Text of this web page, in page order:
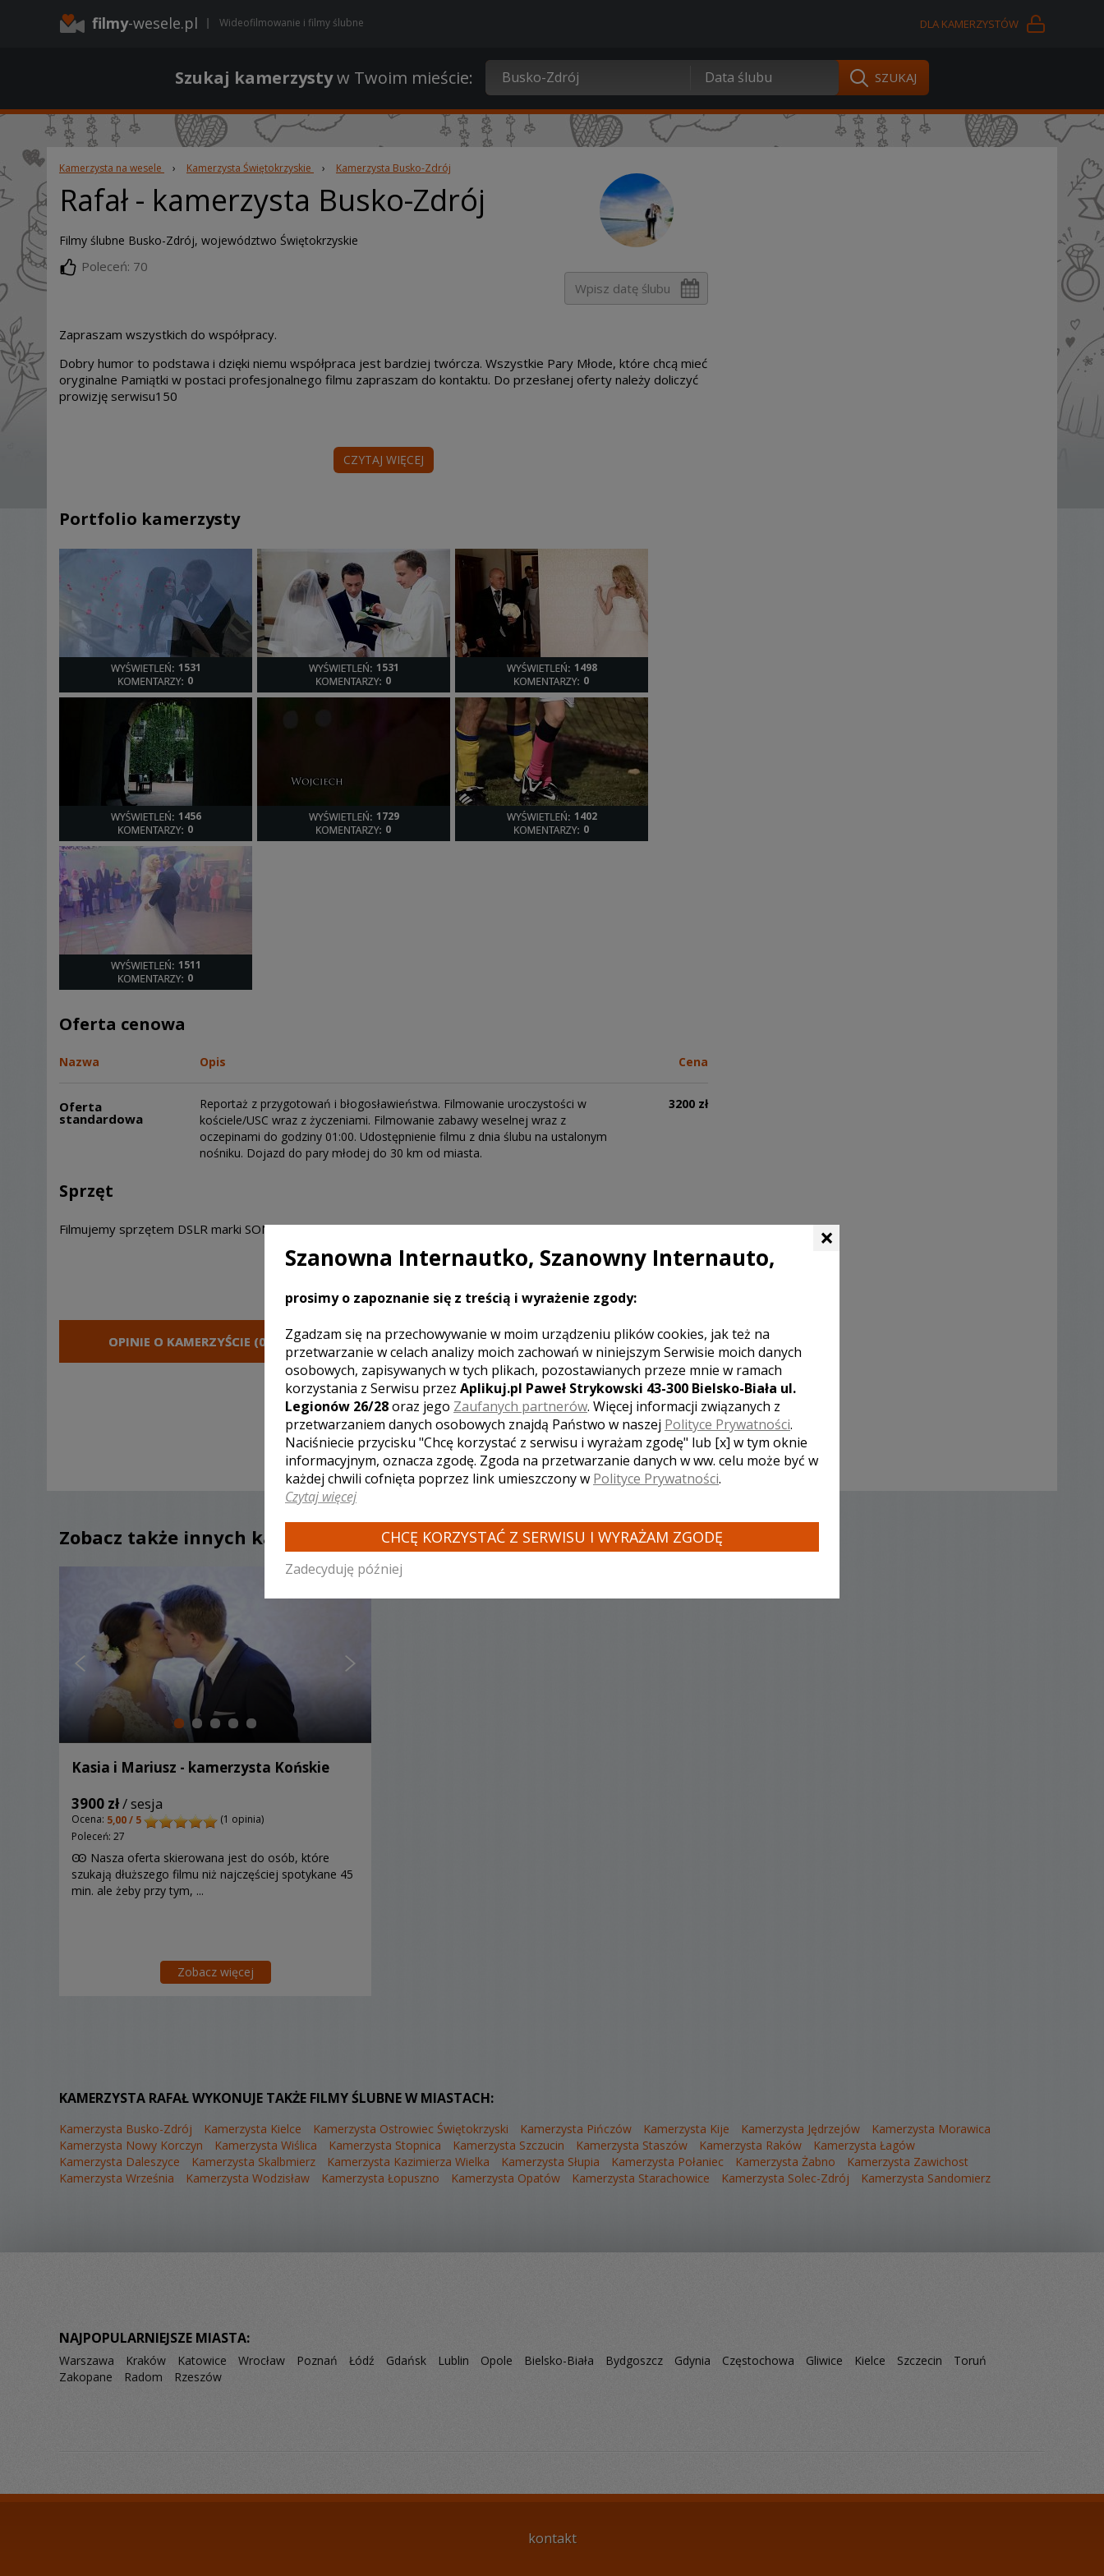
filmy-wesele.pl Wideofilmowanie i filmy ślubne DLA KAMERZYSTÓW
Szukaj kamerzystyw Twoim mieście:
Kamerzysta na wesele › Kamerzysta Świętokrzyskie › Kamerzysta Busko-Zdrój
Rafał - kamerzysta Busko-Zdrój
Filmy ślubne Busko-Zdrój, województwo Świętokrzyskie
Poleceń: 70
Zapraszam wszystkich do współpracy.
Dobry humor to podstawa i dzięki niemu współpraca jest bardziej twórcza. Wszystkie Pary Młode, które chcą mieć
oryginalne Pamiątki w postaci profesjonalnego filmu zapraszam do kontaktu. Do przesłanej oferty należy doliczyć
prowizję serwisu150
CZYTAJ WIĘCEJ
Portfolio kamerzysty
1531
0
1531
0
1498
0
1456
0
1729
0
1402
0
1511
0
Oferta cenowa
Nazwa Opis Cena
Oferta
standardowa
Reportaż z przygotowań i błogosławieństwa. Filmowanie uroczystości w
kościele/USC wraz z życzeniami. Filmowanie zabawy weselnej wraz z
oczepinami do godziny 01:00. Udostępnienie filmu z dnia ślubu na ustalonym
nośniku. Dojazd do pary młodej do 30 km od miasta.
3200 zł
Sprzęt
Filmujemy sprzętem DSLR marki SONY
OPINIE O KAMERZYŚCIE (0)
[ brak komentarzy ]
Zobacz także innych kamerzystów
Kasia i Mariusz - kamerzysta Końskie
3900 zł/ sesja
Ocena: 5,00 / 5
(1 opinia)
Poleceń: 27
Ꙭ Nasza oferta skierowana jest do osób, które
szukają dłuższego filmu niż najczęściej spotykane 45
min. ale żeby przy tym, ...
Zobacz więcej
KAMERZYSTA RAFAŁ WYKONUJE TAKŻE FILMY ŚLUBNE W MIASTACH:
Kamerzysta Busko-Zdrój Kamerzysta Kielce Kamerzysta Ostrowiec Świętokrzyski Kamerzysta Pińczów Kamerzysta Kije Kamerzysta Jędrzejów
Kamerzysta Morawica
Kamerzysta Nowy Korczyn
Kamerzysta Wiślica Kamerzysta Stopnica Kamerzysta Szczucin Kamerzysta Staszów Kamerzysta Raków
Kamerzysta Łagów
Kamerzysta Daleszyce
Kamerzysta Skalbmierz Kamerzysta Kazimierza Wielka Kamerzysta Słupia Kamerzysta Połaniec Kamerzysta Żabno
Kamerzysta Zawichost
Kamerzysta Września
Kamerzysta Wodzisław Kamerzysta Łopuszno Kamerzysta Opatów Kamerzysta Starachowice Kamerzysta Solec-Zdrój Kamerzysta Sandomierz
NAJPOPULARNIEJSZE MIASTA:
Warszawa Kraków Katowice Wrocław Poznań Łódź Gdańsk Lublin Opole Bielsko-Biała Bydgoszcz Gdynia Częstochowa Gliwice Kielce Szczecin
Toruń
Zakopane
Radom Rzeszów
kontakt
×
Szanowna Internautko, Szanowny Internauto,
prosimy o zapoznanie się z treścią i wyrażenie zgody:
Zgadzam się na przechowywanie w moim urządzeniu plików cookies, jak też na
przetwarzanie w celach analizy moich zachowań w niniejszym Serwisie moich danych
osobowych, zapisywanych w tych plikach, pozostawianych przeze mnie w ramach
korzystania z Serwisu przez Aplikuj.pl Paweł Strykowski 43-300 Bielsko-Biała ul.
Legionów 26/28oraz jego Zaufanych partnerów. Więcej informacji związanych z
przetwarzaniem danych osobowych znajdą Państwo w naszej Polityce Prywatności.
Naciśniecie przycisku "Chcę korzystać z serwisu i wyrażam zgodę" lub [x] w tym oknie
informacyjnym, oznacza zgodę. Zgoda na przetwarzanie danych w ww. celu może być w
każdej chwili cofnięta poprzez link umieszczony w Polityce Prywatności.
Czytaj więcej
CHCĘ KORZYSTAĆ Z SERWISU I WYRAŻAM ZGODĘ
Zadecyduję później